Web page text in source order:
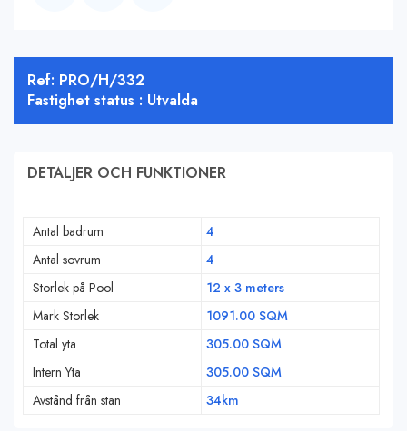
Ref: PRO/H/332
Fastighet status : Utvalda
DETALJER OCH FUNKTIONER
Antal badrum
4
Antal sovrum
4
Storlek på Pool
12 x 3 meters
Mark Storlek
1091.00 SQM
Total yta
305.00 SQM
Intern Yta
305.00 SQM
Avstånd från stan
34km